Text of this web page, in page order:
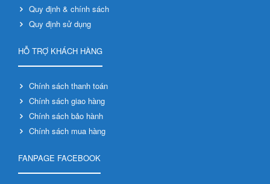
Quy định & chính sách
Quy định sử dụng
HỖ TRỢ KHÁCH HÀNG
Chính sách thanh toán
Chính sách giao hàng
Chính sách bảo hành
Chính sách mua hàng
FANPAGE FACEBOOK